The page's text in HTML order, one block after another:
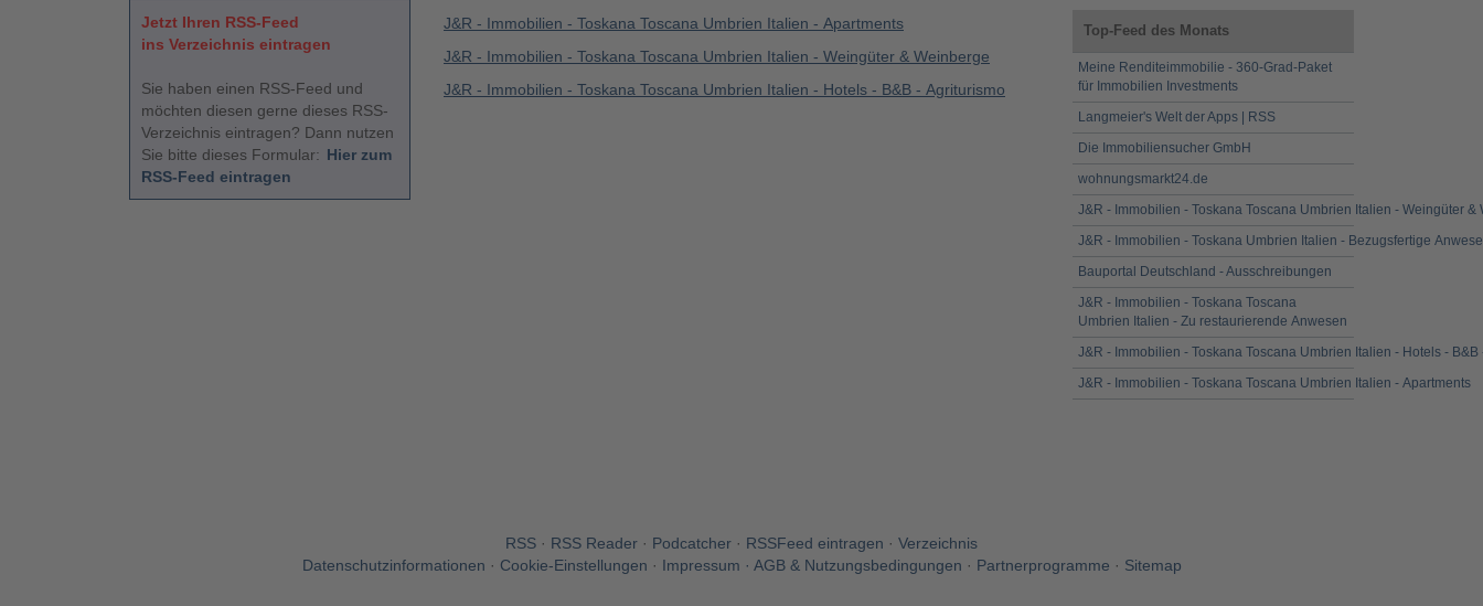
Jetzt Ihren RSS-Feed
ins Verzeichnis eintragen
Sie haben einen RSS-Feed und
möchten diesen gerne dieses RSS-
Verzeichnis eintragen? Dann nutzen
Sie bitte dieses Formular: Hier zum
RSS-Feed eintragen
J&R - Immobilien - Toskana Toscana Umbrien Italien - Apartments
J&R - Immobilien - Toskana Toscana Umbrien Italien - Weingüter & Weinberge
J&R - Immobilien - Toskana Toscana Umbrien Italien - Hotels - B&B - Agriturismo
Top-Feed des Monats
Meine Renditeimmobilie - 360-Grad-Paket
für Immobilien Investments
Langmeier's Welt der Apps | RSS
Die Immobiliensucher GmbH
wohnungsmarkt24.de
J&R - Immobilien - Toskana Toscana Umbrien Italien - Weingüter &
J&R - Immobilien - Toskana Umbrien Italien - Bezugsfertige
Bauportal Deutschland - Ausschreibungen
J&R - Immobilien - Toskana Toscana
Umbrien Italien - Zu restaurierende Anwesen
J&R - Immobilien - Toskana Toscana Umbrien Italien - Hotels - B&B
J&R - Immobilien - Toskana Toscana Umbrien Italien - Apartments
RSS · RSS Reader · Podcatcher · RSSFeed eintragen · Verzeichnis
Datenschutzinformationen · Cookie-Einstellungen · Impressum · AGB & Nutzungsbedingungen · Partnerprogramme · Sitemap